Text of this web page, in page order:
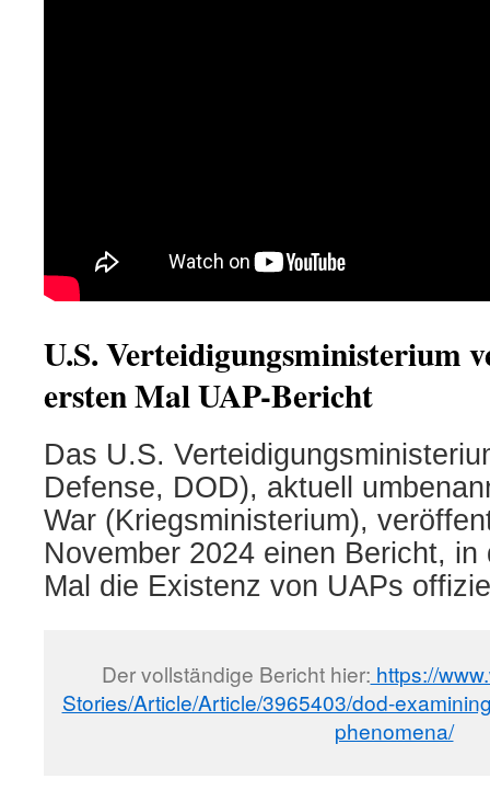
U.S. Verteidigungsministerium
ersten Mal UAP-Bericht
Das U.S.
Defense, DOD), aktuell
War (Kriegsministerium),
November 2024 einen Bericht, in
Mal die Existenz von UAPs
Der vollständige Bericht hier: https://
Stories/Article/Article/3965403/dod-
phenomena/